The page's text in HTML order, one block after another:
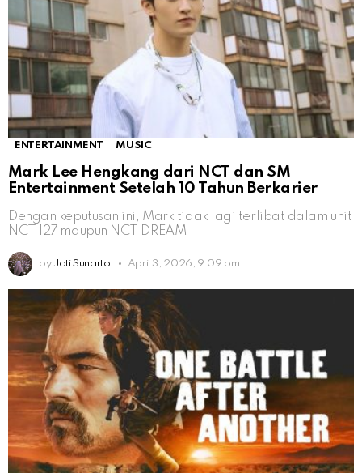
ENTERTAINMENT MUSIC
Mark Lee Hengkang dari NCT dan SM
Entertainment Setelah 10 Tahun Berkarier
Dengan keputusan ini, Mark tidak lagi terlibat dalam unit
NCT 127 maupun NCT DREAM
by Jati Sunarto April 3, 2026, 9:09 pm